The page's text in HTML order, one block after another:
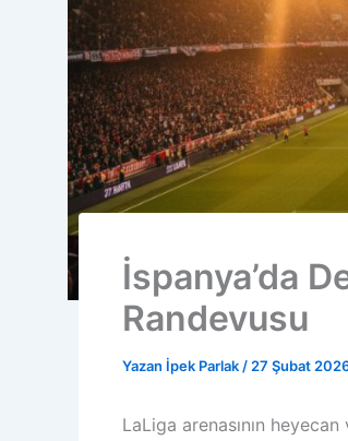
İspanya’da
Randevusu
Yazan İpek Parlak/27 Şubat
LaLiga arenasının